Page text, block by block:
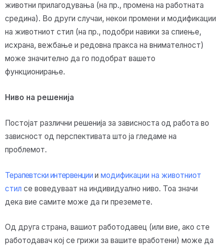
животни прилагодувања (на пр., промена на работната
средина). Во други случаи, некои промени и модификации
на животниот стил (на пр., подобри навики за спиење,
исхрана, вежбање и редовна пракса на внимателност)
може значително да го подобрат вашето
функционирање.
Ниво на решенија
Постојат различни решенија за зависноста од работа во
зависност од перспективата што ја гледаме на
проблемот.
Терапевтски интервенции имодификации на животниот
стил се воведуваат на индивидуално ниво. Тоа значи
дека вие самите може да ги преземете.
Од друга страна, вашиот работодавец (или вие, ако сте
работодавач кој се грижи за вашите вработени) може да